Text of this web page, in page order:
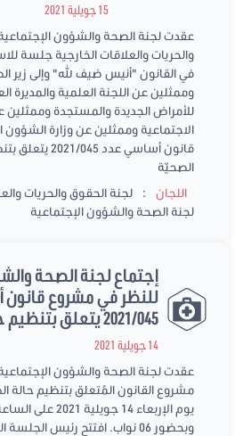
15 جويلية 2021
عقدت لجنة الصحة والشؤون
والحريات والعلاقات الخارجية جلسة
في القانون "أنيس ضيف الله" وإلى زير
وممثلين عن اللجنة العلمية والمديرة
للأمراض الجديدة والمستجدة وممثلين
الاجتماعية وممثلين عن وزارة
قانون أساسي عدد
الصحيّة
اللجان
:
لجنة الحقوق والحريات
لجنة الصحة والشؤون الإجتماعية
إجتماع لجنة الصحة
للنظر في مشروع
2021/045 يتعلق بتنظيم حالة...
14 جويلية 2021
عقدت لجنة الصحة والشؤون
مشروع القانون المُتعلق بتنظيم حالة
يوم الإربعاء 14
وبحضور 06 نواب. افتتح رئيس